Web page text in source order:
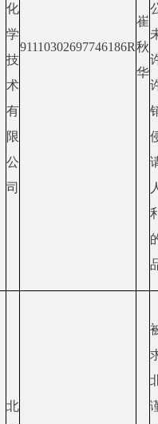
化
学
技
术
有
限
公
司
91110302697746186R
崔
秋
华
北